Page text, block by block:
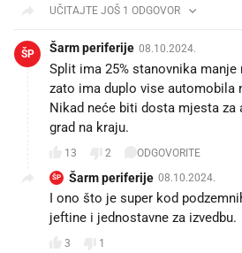
UČITAJTE JOŠ 1 ODGOVOR
ŠP Šarm periferije 08.10.2024.
Split ima 25% stanovnika manje
zato ima duplo vise automobila
Nikad neće biti dosta mjesta
grad na kraju.
13 2 ODGOVORITE
ŠP Šarm periferije 08.10.2024.
I ono što je super kod
jeftine i jednostavne za izvedbu.
3 1